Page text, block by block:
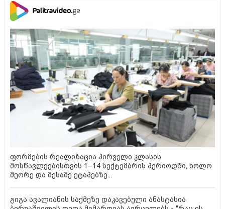
ფორმების რეალიზაცია პირველი კლასის
მოსწავლეებისთვის 1–14 სექტემბრის პერიოდში, ხოლო
მეორე და მესამე ეტაპებზე...
გიგა ავალიანის საქმეზე დაკავებული ანასტასია